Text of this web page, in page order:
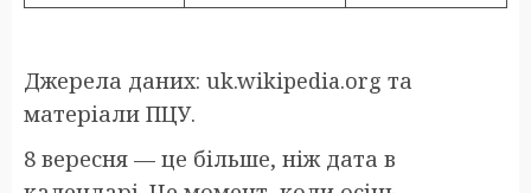
Джерела даних: uk.wikipedia.org та
матеріали ПЦУ.
8 вересня — це більше, ніж дата в